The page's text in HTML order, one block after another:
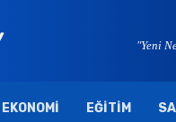
"Yeni
EKONOMI EĞITIM